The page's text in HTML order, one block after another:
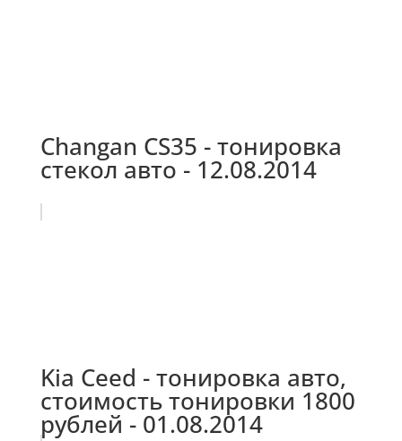
Changan CS35 - тонировка
стекол авто - 12.08.2014
Kia Ceed - тонировка авто,
стоимость тонировки 1800
рублей - 01.08.2014